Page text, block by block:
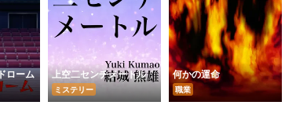
ローム 上空二センチメートル
ミステリー
何かの運命
職業